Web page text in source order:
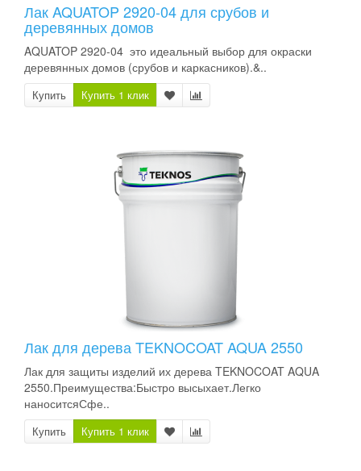
Лак AQUATOP 2920-04 для срубов и
деревянных домов
AQUATOP 2920-04 это идеальный выбор для окраски
деревянных домов (срубов и каркасников).&..
Купить Купить 1 клик
Лак для дерева TEKNOCOAT AQUA 2550
Лак для защиты изделий их дерева TEKNOCOAT AQUA
2550.Преимущества:Быстро высыхает.Легко
наноситсяСфе..
Купить Купить 1 клик